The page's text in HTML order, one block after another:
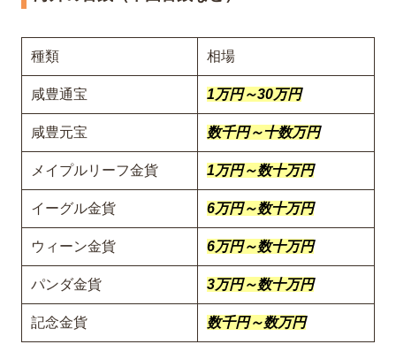
種類 相場
咸豊通宝 1万円～30万円
咸豊元宝 数千円～十数万円
メイプルリーフ金貨 1万円～数十万円
イーグル金貨 6万円～数十万円
ウィーン金貨 6万円～数十万円
パンダ金貨 3万円～数十万円
記念金貨 数千円～数万円